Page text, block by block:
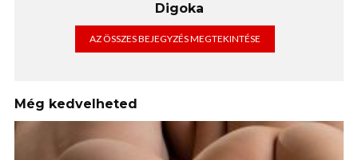
Digoka
AZ ÖSSZES BEJEGYZÉS MEGTEKINTÉSE
Még kedvelheted